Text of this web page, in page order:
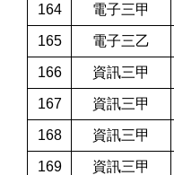
164 電子三甲
165 電子三乙
166 資訊三甲
167 資訊三甲
168 資訊三甲
169 資訊三甲